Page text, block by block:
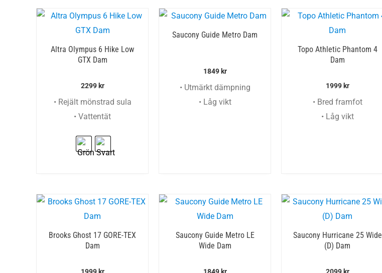
Altra Olympus 6 Hike Low
GTX Dam
2299 kr
• Rejält mönstrad sula
• Vattentät
Saucony Guide Metro Dam
1849 kr
• Utmärkt dämpning
• Låg vikt
Topo Athletic Phantom 4
Dam
1999 kr
• Bred framfot
• Låg vikt
Brooks Ghost 17 GORE-TEX
Dam
Saucony Guide Metro LE
Wide Dam
Saucony Hurricane 25 Wide
(D) Dam